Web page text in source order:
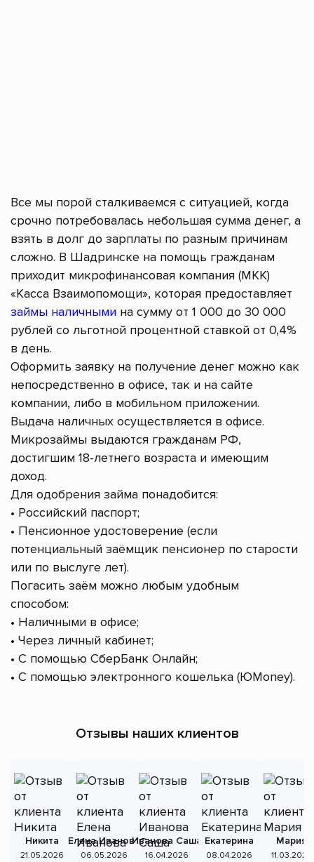
Все мы порой сталкиваемся с ситуацией, когда
срочно потребовалась небольшая сумма денег, а
взять в долг до зарплаты по разным причинам
сложно. В Шадринске на помощь гражданам
приходит микрофинансовая компания (МКК)
«Касса Взаимопомощи», которая предоставляет
займы наличными на сумму от 1 000 до 30 000
рублей со льготной процентной ставкой от 0,4%
в день.
Оформить заявку на получение денег можно как
непосредственно в офисе, так и на сайте
компании, либо в мобильном приложении.
Выдача наличных осуществляется в офисе.
Микрозаймы выдаются гражданам РФ,
достигшим 18-летнего возраста и имеющим
доход.
Для одобрения займа понадобится:
• Российский паспорт;
• Пенсионное удостоверение (если
потенциальный заёмщик пенсионер по старости
или по выслуге лет).
Погасить заём можно любым удобным
способом:
• Наличными в офисе;
• Через личный кабинет;
• С помощью СберБанк Онлайн;
• С помощью электронного кошелька (ЮMoney).
Отзывы наших клиентов
Никита
21.05.2026
Елена Иванова
06.05.2026
Иванова Саша
16.04.2026
Екатерина
08.04.2026
Мария
11.03.2026